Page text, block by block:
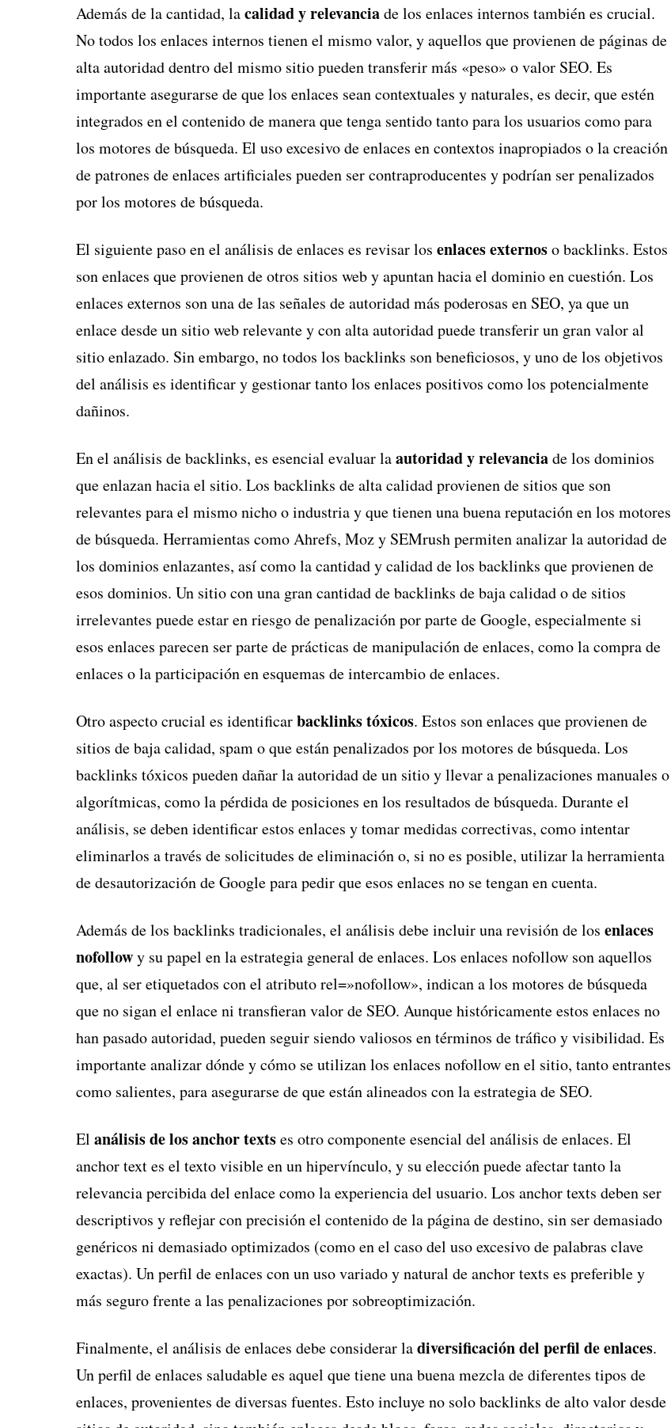
Además de la cantidad, lacalidad y relevanciade los enlaces internos también es crucial.
No todos los enlaces internos tienen el mismo valor, y aquellos que provienen de páginas de
alta autoridad dentro del mismo sitio pueden transferir más «peso» o valor SEO. Es
importante asegurarse de que los enlaces sean contextuales y naturales, es decir, que estén
integrados en el contenido de manera que tenga sentido tanto para los usuarios como para
los motores de búsqueda. El uso excesivo de enlaces en contextos inapropiados o la creación
de patrones de enlaces artificiales pueden ser contraproducentes y podrían ser penalizados
por los motores de búsqueda.
El siguiente paso en el análisis de enlaces es revisar los enlaces externoso backlinks. Estos
son enlaces que provienen de otros sitios web y apuntan hacia el dominio en cuestión. Los
enlaces externos son una de las señales de autoridad más poderosas en SEO, ya que un
enlace desde un sitio web relevante y con alta autoridad puede transferir un gran valor al
sitio enlazado. Sin embargo, no todos los backlinks son beneficiosos, y uno de los objetivos
del análisis es identificar y gestionar tanto los enlaces positivos como los potencialmente
dañinos.
En el análisis de backlinks, es esencial evaluar laautoridad y relevanciade los dominios
que enlazan hacia el sitio. Los backlinks de alta calidad provienen de sitios que son
relevantes para el mismo nicho o industria y que tienen una buena reputación en los motores
de búsqueda. Herramientas como Ahrefs, Moz y SEMrush permiten analizar la autoridad de
los dominios enlazantes, así como la cantidad y calidad de los backlinks que provienen de
esos dominios. Un sitio con una gran cantidad de backlinks de baja calidad o de sitios
irrelevantes puede estar en riesgo de penalización por parte de Google, especialmente si
esos enlaces parecen ser parte de prácticas de manipulación de enlaces, como la compra de
enlaces o la participación en esquemas de intercambio de enlaces.
Otro aspecto crucial es identificarbacklinks tóxicos. Estos son enlaces que provienen de
sitios de baja calidad, spam o que están penalizados por los motores de búsqueda. Los
backlinks tóxicos pueden dañar la autoridad de un sitio y llevar a penalizaciones manuales o
algorítmicas, como la pérdida de posiciones en los resultados de búsqueda. Durante el
análisis, se deben identificar estos enlaces y tomar medidas correctivas, como intentar
eliminarlos a través de solicitudes de eliminación o, si no es posible, utilizar la herramienta
de desautorización de Google para pedir que esos enlaces no se tengan en cuenta.
Además de los backlinks tradicionales, el análisis debe incluir una revisión de los enlaces
nofollowy su papel en la estrategia general de enlaces. Los enlaces nofollow son aquellos
que, al ser etiquetados con el atributo rel=»nofollow», indican a los motores de búsqueda
que no sigan el enlace ni transfieran valor de SEO. Aunque históricamente estos enlaces no
han pasado autoridad, pueden seguir siendo valiosos en términos de tráfico y visibilidad. Es
importante analizar dónde y cómo se utilizan los enlaces nofollow en el sitio, tanto entrantes
como salientes, para asegurarse de que están alineados con la estrategia de SEO.
El análisis de los anchor textses otro componente esencial del análisis de enlaces. El
anchor text es el texto visible en un hipervínculo, y su elección puede afectar tanto la
relevancia percibida del enlace como la experiencia del usuario. Los anchor texts deben ser
descriptivos y reflejar con precisión el contenido de la página de destino, sin ser demasiado
genéricos ni demasiado optimizados (como en el caso del uso excesivo de palabras clave
exactas). Un perfil de enlaces con un uso variado y natural de anchor texts es preferible y
más seguro frente a las penalizaciones por sobreoptimización.
Finalmente, el análisis de enlaces debe considerar ladiversificación del perfil de enlaces.
Un perfil de enlaces saludable es aquel que tiene una buena mezcla de diferentes tipos de
enlaces, provenientes de diversas fuentes. Esto incluye no solo backlinks de alto valor desde